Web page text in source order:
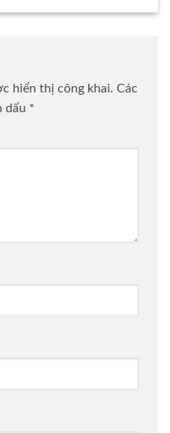
hiển thị công khai. Các
dấu *